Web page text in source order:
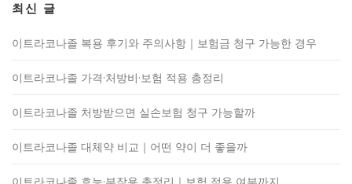
최신 글
이트라코나졸 복용 후기와 주의사항｜보험금 청구 가능한 경우
이트라코나졸 가격·처방비·보험 적용 총정리
이트라코나졸 처방받으면 실손보험 청구 가능할까
이트라코나졸 대체약 비교｜어떤 약이 더 좋을까